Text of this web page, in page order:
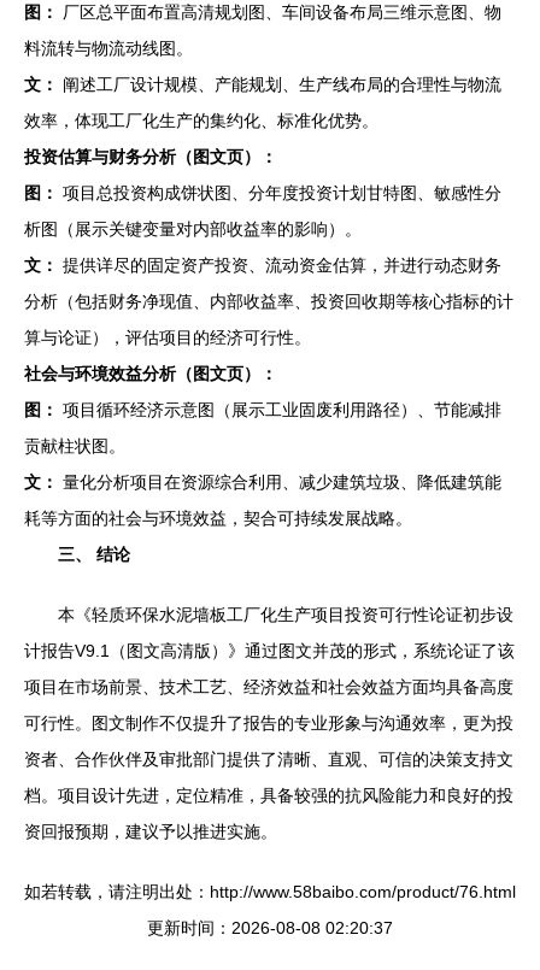
图：
厂区总平面布置高清规划图、车间设备布局三维示意图、物
料流转与物流动线图。
文：
阐述工厂设计规模、产能规划、生产线布局的合理性与物流
效率，体现工厂化生产的集约化、标准化优势。
投资估算与财务分析（图文页）：
图： 项目总投资构成饼状图、分年度投资计划甘特图、敏感性分
析图（展示关键变量对内部收益率的影响）。
文： 提供详尽的固定资产投资、流动资金估算，并进行动态财务
分析（包括财务净现值、内部收益率、投资回收期等核心指标的计
算与论证），评估项目的经济可行性。
社会与环境效益分析（图文页）：
图： 项目循环经济示意图（展示工业固废利用路径）、节能减排
贡献柱状图。
文： 量化分析项目在资源综合利用、减少建筑垃圾、降低建筑能
耗等方面的社会与环境效益，契合可持续发展战略。
三、 结论
本《轻质环保水泥墙板工厂化生产项目投资可行性论证初步设
计报告V9.1（图文高清版）》通过图文并茂的形式，系统论证了该
项目在市场前景、技术工艺、经济效益和社会效益方面均具备高度
可行性。图文制作不仅提升了报告的专业形象与沟通效率，更为投
资者、合作伙伴及审批部门提供了清晰、直观、可信的决策支持文
档。项目设计先进，定位精准，具备较强的抗风险能力和良好的投
资回报预期，建议予以推进实施。
如若转载，请注明出处：http://www.58baibo.com/product/76.html
更新时间：2026-08-08 02:20:37